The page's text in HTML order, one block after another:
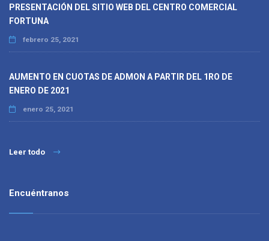
PRESENTACIÓN DEL SITIO WEB DEL CENTRO COMERCIAL
FORTUNA
febrero 25, 2021
AUMENTO EN CUOTAS DE ADMON A PARTIR DEL 1RO DE
ENERO DE 2021
enero 25, 2021
Leer todo
Encuéntranos